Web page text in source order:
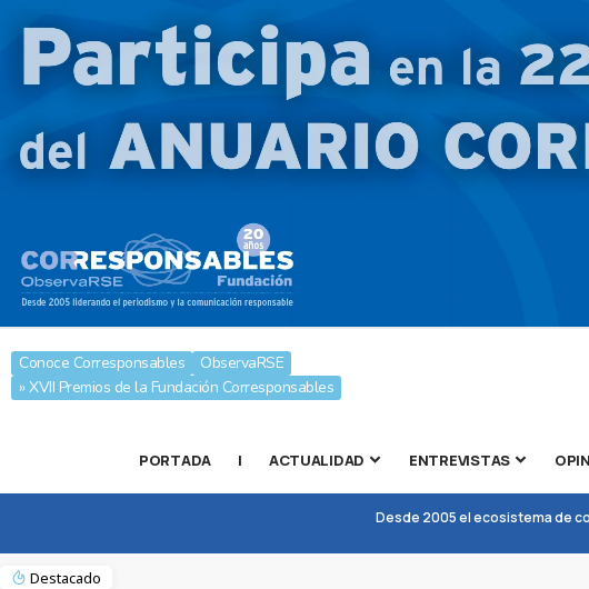
Conoce Corresponsables
ObservaRSE
» XVII Premios de la Fundación Corresponsables
PORTADA | ACTUALIDAD ENTREVISTAS
Desde 2005 el ecosistema de
Destacado